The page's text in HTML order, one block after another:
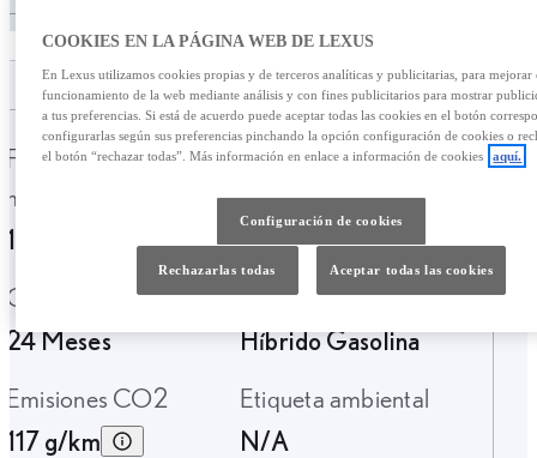
Fecha de
matriculación
12-2017
Kilometraje
107.885 Km.
24 Meses
Tipo de combustible
Híbrido Gasolina
Emisiones CO2
117 g/km
Etiqueta ambiental
N/A
COOKIES EN LA PÁGINA WEB DE LEXUS
En Lexus utilizamos cookies propias y de terceros analíticas y publicitarias, para mejorar
funcionamiento de la web mediante análisis y con fines publicitarios para mostrar
a tus preferencias. Si está de acuerdo puede aceptar todas las cookies en el botón
configurarlas según sus preferencias pinchando la opción configuración de cookies o
el botón “rechazar todas”. Más información en enlace a información de cookies
aquí.
Configuración de cookies
Rechazarlas todas Aceptar todas las cookies